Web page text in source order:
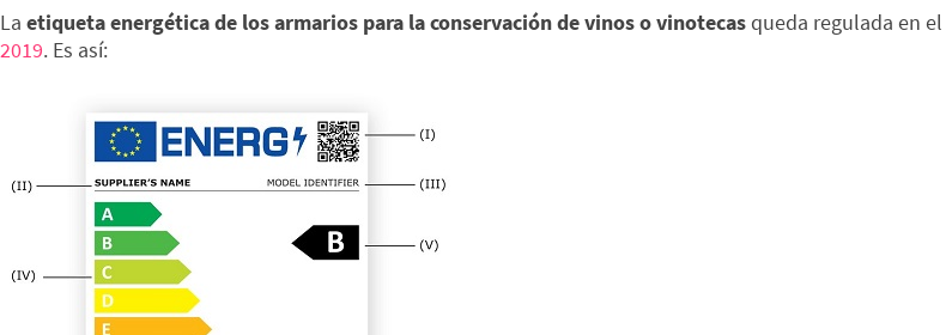
La etiqueta energética de los armarios para la conservación de vinos o vinotecasqueda regulada en el
2019. Es así: